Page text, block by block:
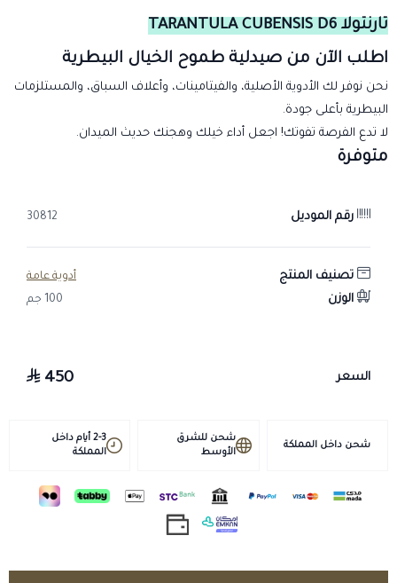
تارنتولا TARANTULA CUBENSIS D6
اطلب الآن من صيدلية طموح الخيال البيطرية
نحن نوفر لك الأدوية الأصلية، والفيتامينات، وأعلاف السباق، والمستلزمات
البيطرية بأعلى جودة.
لا تدع الفرصة تفوتك! اجعل أداء خيلك وهجنك حديث الميدان.
متوفرة
رقم الموديل 30812
تصنيف المنتج أدوية عامة
الوزن 100 جم
السعر 450
شحن داخل المملكة
شحن للشرق
الأوسط
2-3 أيام داخل
المملكة